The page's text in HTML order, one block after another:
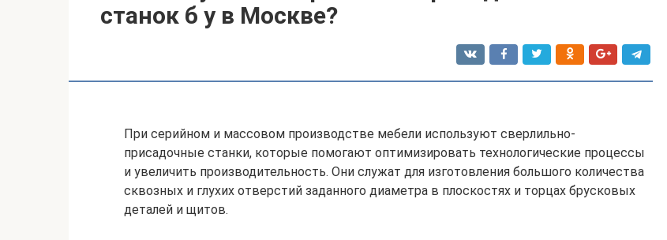
станок б у в Москве?
При серийном и массовом производстве мебели используют сверлильно-
присадочные станки, которые помогают оптимизировать технологические процессы
и увеличить производительность. Они служат для изготовления большого количества
сквозных и глухих отверстий заданного диаметра в плоскостях и торцах брусковых
деталей и щитов.